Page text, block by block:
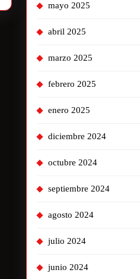
mayo 2025
abril 2025
marzo 2025
febrero 2025
enero 2025
diciembre 2024
octubre 2024
septiembre 2024
agosto 2024
julio 2024
junio 2024